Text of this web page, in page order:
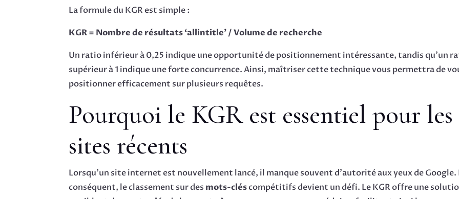
La formule du KGR est simple :
KGR = Nombre de résultats ‘allintitle’ / Volume de recherche
Un ratio inférieur à 0,25 indique une opportunité de positionnement intéressante, tandis qu’un
supérieur à 1 indique une forte concurrence. Ainsi, maîtriser cette technique vous permettra de
positionner efficacement sur plusieurs requêtes.
Pourquoi le KGR est essentiel pour les
sites récents
Lorsqu’un site internet est nouvellement lancé, il manque souvent d’autorité aux yeux de Google.
conséquent, le classement sur des mots-cléscompétitifs devient un défi. Le KGR offre une